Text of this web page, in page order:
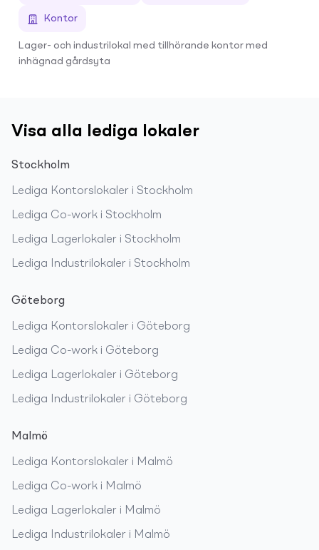
Kontor
Lager- och industrilokal med tillhörande kontor med
inhägnad gårdsyta
Visa alla lediga lokaler
Stockholm
Lediga Kontorslokaler i Stockholm
Lediga Co-work i Stockholm
Lediga Lagerlokaler i Stockholm
Lediga Industrilokaler i Stockholm
Göteborg
Lediga Kontorslokaler i Göteborg
Lediga Co-work i Göteborg
Lediga Lagerlokaler i Göteborg
Lediga Industrilokaler i Göteborg
Malmö
Lediga Kontorslokaler i Malmö
Lediga Co-work i Malmö
Lediga Lagerlokaler i Malmö
Lediga Industrilokaler i Malmö